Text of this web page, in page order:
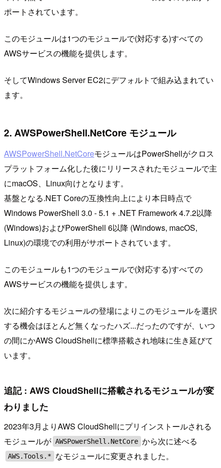
ポートされています。
このモジュールは1つのモジュールで(対応する)すべての
AWSサービスの機能を提供します。
そしてWindows Server EC2にデフォルトで組み込まれてい
ます。
2. AWSPowerShell.NetCore モジュール
AWSPowerShell.NetCoreモジュールはPowerShellがクロス
プラットフォーム化した後にリリースされたモジュールで主
にmacOS、Linux向けとなります。
基盤となる.NET Coreの互換性向上により本日時点で
Windows PowerShell 3.0 - 5.1 + .NET Framework 4.7.2以降
(Windows)およびPowerShell 6以降 (Windows, macOS,
Linux)の環境での利用がサポートされています。
このモジュールも1つのモジュールで(対応する)すべての
AWSサービスの機能を提供します。
次に紹介するモジュールの登場によりこのモジュールを選択
する機会はほとんど無くなったハズ...だったのですが、いつ
の間にかAWS CloudShellに標準搭載され地味に生き延びて
います。
追記 : AWS CloudShellに搭載されるモジュールが変
わりました
2023年3月よりAWS CloudShellにプリインストールされる
モジュールが AWSPowerShell.NetCore から次に述べる
AWS.Tools.* なモジュールに変更されました。